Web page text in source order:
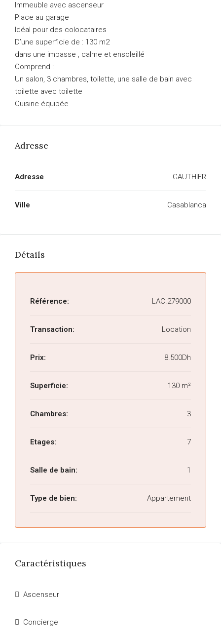
Immeuble avec ascenseur
Place au garage
Idéal pour des colocataires
D’une superficie de : 130 m2
dans une impasse , calme et ensoleillé
Comprend :
Un salon, 3 chambres, toilette, une salle de bain avec
toilette avec toilette
Cuisine équipée
Adresse
Adresse GAUTHIER
Ville Casablanca
Détails
Référence: LAC.279000
Transaction: Location
Prix: 8.500Dh
Superficie: 130 m²
Chambres: 3
Etages: 7
Salle de bain: 1
Type de bien: Appartement
Caractéristiques
Ascenseur
Concierge